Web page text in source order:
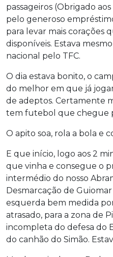
passageiros (Obrigado
pelo generoso
para levar mais corações
disponíveis. Estava
nacional pelo TFC.
O dia estava bonito, o
do melhor em que já
de adeptos. Certamente
tem futebol que chegue
O apito soa, rola a bola e
E que início, logo aos 2
que vinha e consegue o
intermédio do nosso
Desmarcação de
esquerda bem medida
atrasado, para a zona de
incompleta do defesa do
do canhão do Simão.